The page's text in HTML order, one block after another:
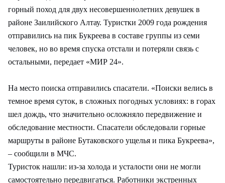
горный поход для двух несовершеннолетних девушек в
районе Заилийского Алтау. Туристки 2009 года рождения
отправились на пик Букреева в составе группы из семи
человек, но во время спуска отстали и потеряли связь с
остальными, передает «МИР 24».
На место поиска отправились спасатели. «Поиски велись в
темное время суток, в сложных погодных условиях: в горах
шел дождь, что значительно осложняло передвижение и
обследование местности. Спасатели обследовали горные
маршруты в районе Бутаковского ущелья и пика Букреева»,
– сообщили в МЧС.
Туристок нашли: из-за холода и усталости они не могли
самостоятельно передвигаться. Работники экстренных